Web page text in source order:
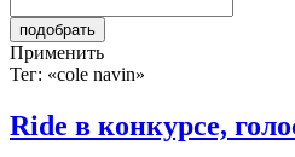
Применить
Тег: «cole navin»
Ride в конкурсе,